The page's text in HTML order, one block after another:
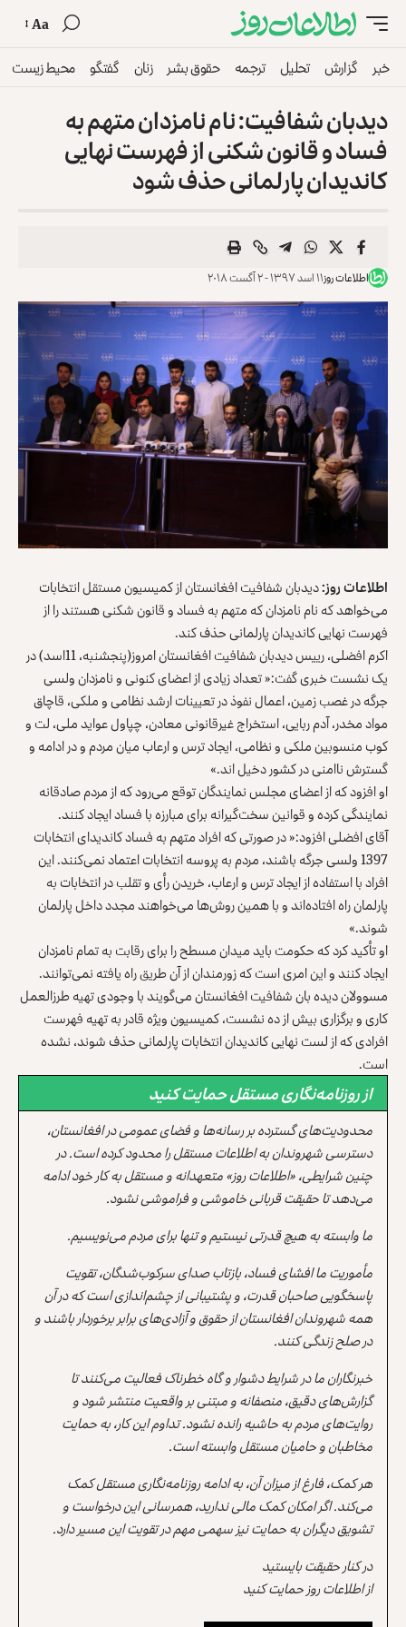
Aa
خبر گزارش تحلیل ترجمه حقوق بشر زنان گفتگو محیط زیست
دید‌بان شفافیت: نام نامزدان متهم به
فساد و قانون شکنی از فهرست نهایی
کاندیدان پارلمانی حذف شود
اطلاعات روز۱۱ اسد ۱۳۹۷ - ۲ آگست ۲۰۱۸
اطلاعات روز:دیدبان شفافیت افغانستان از کمیسیون مستقل انتخابات
می‌خواهد که نام نامزدان که متهم به فساد و قانون شکنی هستند را از
فهرست نهایی کاندیدان پارلمانی حذف کند.
اکرم افضلی، رییس دیدبان شفافیت افغانستان امروز(پنجشنبه، 11اسد) در
یک نشست خبری گفت:« تعداد زیادی از اعضای کنونی و نامزدان ولسی
جرگه در غصب زمین، اعمال نفوذ در تعیینات ارشد نظامی و ملکی، قاچاق
مواد مخدر، آدم ربایی، استخراج غیرقانونی معادن، چپاول عواید ملی، لت و
کوب منسوبین ملکی و نظامی، ایجاد ترس و ارعاب میان مردم و در ادامه و
گسترش ناامنی در کشور دخیل اند.»
او افزود که از اعضای مجلس نمایندگان توقع می‌رود که از مردم صادقانه
نمایندگی کرده و قوانین سخت‌گیرانه برای مبارزه با فساد ایجاد کنند.
آقای افضلی افزود:« در صورتی که افراد متهم به فساد کاندیدای انتخابات
1397 ولسی جرگه باشند، مردم به پروسه انتخابات اعتماد نمی‌کنند. این
افراد با استفاده از ایجاد ترس و ارعاب، خریدن رأی و تقلب در انتخابات به
پارلمان راه افتاده‌اند و با همین روش‌ها می‌خواهند مجدد داخل پارلمان
شوند.»
او تأکید کرد که حکومت باید میدان مسطح را برای رقابت به تمام نامزدان
ایجاد کنند و این امری است که زورمندان از آن طریق راه یافته نمی‌توانند.
مسوولان دیده بان شفافیت افغانستان می‌گویند با وجودی تهیه طرزالعمل
کاری و برگزاری بیش از ده نشست، کمیسیون ویژه قادر به تهیه فهرست
افرادی که از لست نهایی کاندیدان انتخابات پارلمانی حذف شوند، نشده
است.
از روزنامه‌نگاری مستقل حمایت کنید
محدودیت‌های گسترده بر رسانه‌ها و فضای عمومی در افغانستان،
دسترسی شهروندان به اطلاعات مستقل را محدود کرده است. در
چنین شرایطی، «اطلاعات روز» متعهدانه و مستقل به کار خود ادامه
می‌دهد تا حقیقت قربانی خاموشی و فراموشی نشود.
ما وابسته به هیچ قدرتی نیستیم و تنها برای مردم می‌نویسیم.
مأموریت ما افشای فساد، بازتاب صدای سرکوب‌شدگان، تقویت
پاسخگویی صاحبان قدرت، و پشتیبانی از چشم‌اندازی است که در آن
همه شهروندان افغانستان از حقوق و آزادی‌های برابر برخوردار باشند و
در صلح زندگی کنند.
خبرنگاران ما در شرایط دشوار و گاه خطرناک فعالیت می‌کنند تا
گزارش‌های دقیق، منصفانه و مبتنی بر واقعیت منتشر شود و
روایت‌های مردم به حاشیه رانده نشود. تداوم این کار، به حمایت
مخاطبان و حامیان مستقل وابسته است.
هر کمک، فارغ از میزان آن، به ادامه روزنامه‌نگاری مستقل کمک
می‌کند. اگر امکان کمک مالی ندارید، همرسانی این درخواست و
تشویق دیگران به حمایت نیز سهمی مهم در تقویت این مسیر دارد.
در کنار حقیقت بایستید
از اطلاعات روز حمایت کنید